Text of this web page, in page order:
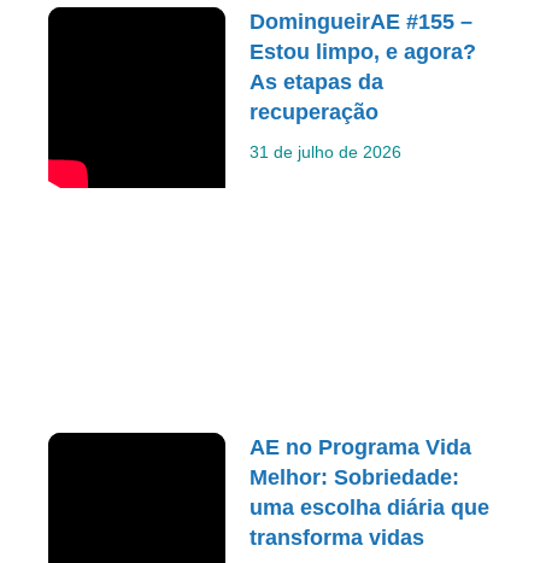
DomingueirAE #155 –
Estou limpo, e agora?
As etapas da
recuperação
31 de julho de 2026
AE no Programa Vida
Melhor: Sobriedade:
uma escolha diária que
transforma vidas